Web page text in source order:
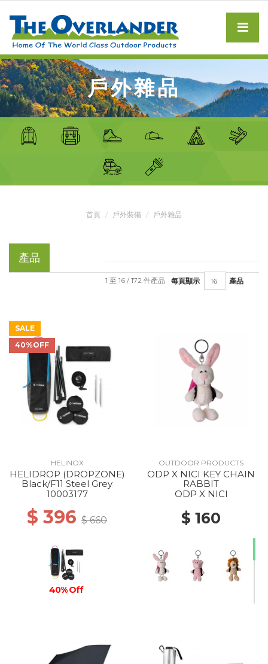
戶外雜品
首頁 戶外裝備 戶外雜品
產品
每頁顯示 產品
1 至 16 / 172 件產品
SALE
40%OFF
HELINOX
HELIDROP (DROPZONE)
Black/F11 Steel Grey
10003177
$ 396 $ 660
40% Off
OUTDOOR PRODUCTS
ODP X NICI KEY CHAIN
RABBIT
ODP X NICI
$ 160